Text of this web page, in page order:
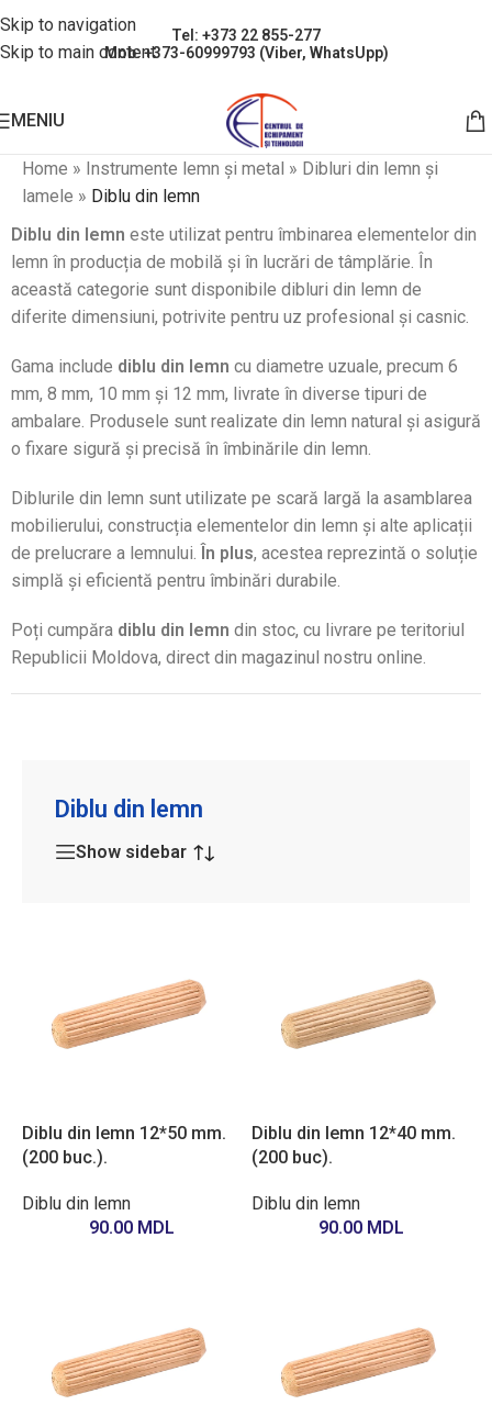
Skip to navigation
Skip to main content
Tel: +373 22 855-277
Mob: +373-60999793 (Viber, WhatsUpp)
MENIU
Home » Instrumente lemn și metal » Dibluri din lemn și
lamele » Diblu din lemn
Diblu din lemn este utilizat pentru îmbinarea elementelor din
lemn în producția de mobilă și în lucrări de tâmplărie. În
această categorie sunt disponibile dibluri din lemn de
diferite dimensiuni, potrivite pentru uz profesional și casnic.
Gama include diblu din lemn cu diametre uzuale, precum 6
mm, 8 mm, 10 mm și 12 mm, livrate în diverse tipuri de
ambalare. Produsele sunt realizate din lemn natural și asigură
o fixare sigură și precisă în îmbinările din lemn.
Diblurile din lemn sunt utilizate pe scară largă la asamblarea
mobilierului, construcția elementelor din lemn și alte aplicații
de prelucrare a lemnului. În plus, acestea reprezintă o soluție
simplă și eficientă pentru îmbinări durabile.
Poți cumpăra diblu din lemn din stoc, cu livrare pe teritoriul
Republicii Moldova, direct din magazinul nostru online.
Diblu din lemn
Show sidebar
Diblu din lemn 12*50 mm.
(200 buc.).
Diblu din lemn
90.00 MDL
Diblu din lemn 12*40 mm.
(200 buc).
Diblu din lemn
90.00 MDL